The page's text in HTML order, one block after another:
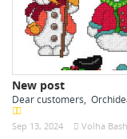
New post
Dear customers,
Sep 13, 2024 Volha